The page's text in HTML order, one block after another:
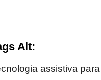
Alt:
assistiva